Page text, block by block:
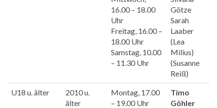
16.00 – 18.00
Uhr
Freitag, 16.00 –
18.00 Uhr
Samstag, 10.00
– 11.30 Uhr
Götze
Sarah
Laaber
(Lea
Milius)
(Susanne
Reiß)
U18 u. älter
2010 u.
älter
Montag, 17.00
– 19.00 Uhr
Timo
Göhler